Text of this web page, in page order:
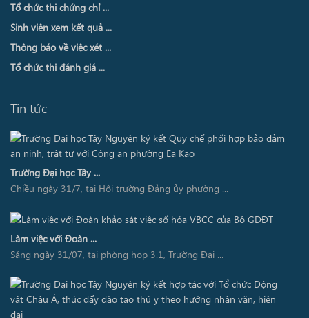
Tổ chức thi chứng chỉ ...
Sinh viên xem kết quả ...
Thông báo về việc xét ...
Tổ chức thi đánh giá ...
Tin tức
Trường Đại học Tây ...
Chiều ngày 31/7, tại Hội trường Đảng ủy phường ...
Làm việc với Đoàn ...
Sáng ngày 31/07, tại phòng họp 3.1, Trường Đại ...